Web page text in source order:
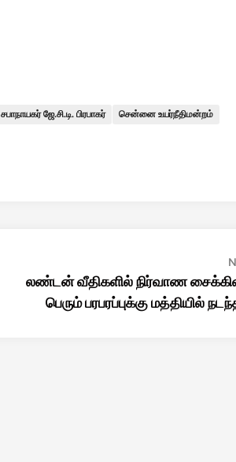
சபாநாயகர் ஜே.சி.டி. பிரபாகர்
சென்னை உயர்நீதிமன்றம்
லண்டன் வீதிகளில் நிர்வாண
பெரும் பரபரப்புக்கு மத்தியில்